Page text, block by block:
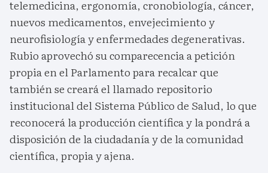
telemedicina, ergonomía, cronobiología, cáncer,
nuevos medicamentos, envejecimiento y
neurofisiología y enfermedades degenerativas.
Rubio aprovechó su comparecencia a petición
propia en el Parlamento para recalcar que
también se creará el llamado repositorio
institucional del Sistema Público de Salud, lo que
reconocerá la producción científica y la pondrá a
disposición de la ciudadanía y de la comunidad
científica, propia y ajena.